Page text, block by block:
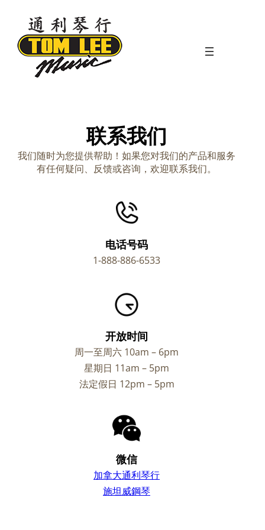
联系我们
我们随时为您提供帮助！如果您对我们的产品和服务
有任何疑问、反馈或咨询，欢迎联系我们。
电话号码
1-888-886-6533
开放时间
周一至周六 10am – 6pm
星期日 11am – 5pm
法定假日 12pm – 5pm
微信
加拿大通利琴行
施坦威鋼琴